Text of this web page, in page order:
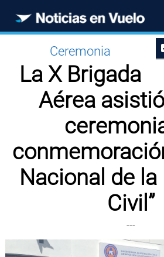
Ceremonia
La X Brigada
Aérea
Nacional de la
Civil”
---